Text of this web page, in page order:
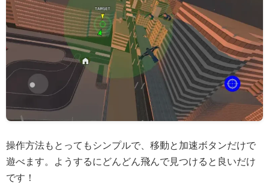
操作方法もとってもシンプルで、移動と加速ボタンだけで
遊べます。ようするにどんどん飛んで見つけると良いだけ
です！